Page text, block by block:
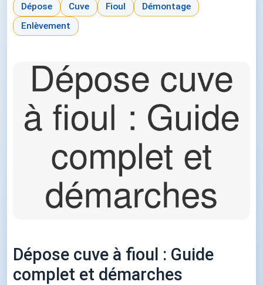
Dépose Cuve Fioul
Démontage
Enlèvement
Dépose cuve à fioul : Guide
complet et démarches